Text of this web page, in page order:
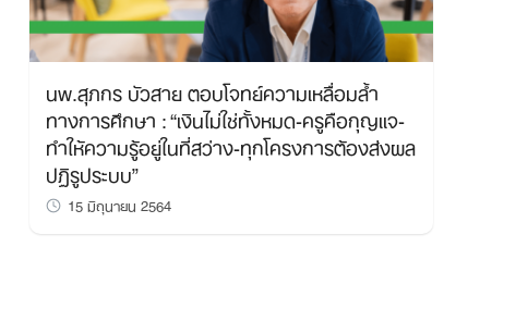
นพ.สุภกร บัวสาย ตอบโจทย์ความเหลื่อมล้ำ
ทางการศึกษา : “เงินไม่ใช่ทั้งหมด-ครูคือกุญแจ-
ทำให้ความรู้อยู่ในที่สว่าง-ทุกโครงการต้องส่งผล
ปฏิรูประบบ”
15 มิถุนายน 2564